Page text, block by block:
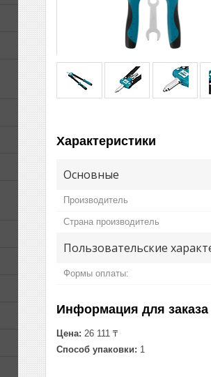
Характеристики
Основные
Производитель
Страна производитель
Пользовательские
Формы оплаты:
Информация для заказа
Цена: 26 111 ₸
Способ упаковки: 1